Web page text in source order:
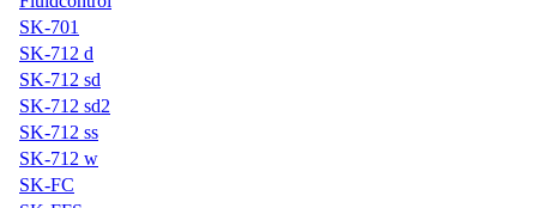
SK-701
SK-712 d
SK-712 sd
SK-712 sd2
SK-712 ss
SK-712 w
SK-FC